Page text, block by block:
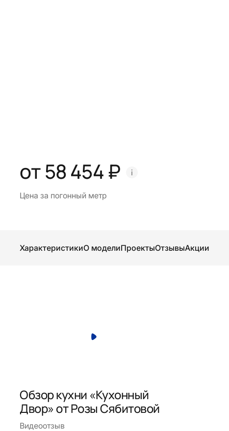
от 58 454 ₽
Цена за погонный метр
ХарактеристикиО моделиПроектыОтзывыАкции
Обзор кухни «Кухонный
Двор» от Розы Сябитовой
Видеоотзыв